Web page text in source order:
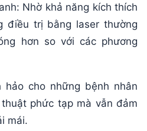
Nhờ khả năng kích thích
điều trị bằng laser thường
hơn so với các phương
cho những bệnh nhân
phức tạp mà vẫn đảm
mái.